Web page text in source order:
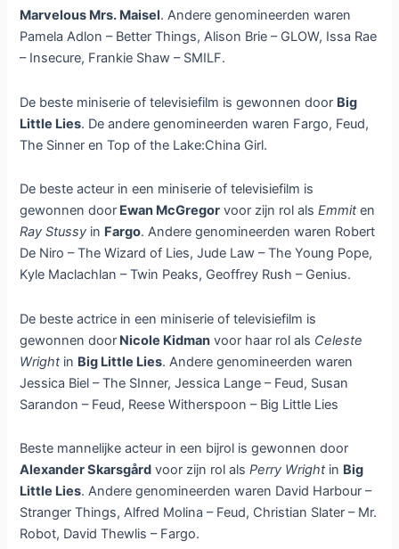
Marvelous Mrs. Maisel. Andere genomineerden waren
Pamela Adlon – Better Things, Alison Brie – GLOW, Issa Rae
– Insecure, Frankie Shaw – SMILF.
De beste miniserie of televisiefilm is gewonnen door Big
Little Lies. De andere genomineerden waren Fargo, Feud,
The Sinner en Top of the Lake:China Girl.
De beste acteur in een miniserie of televisiefilm is
gewonnen door Ewan McGregor voor zijn rol alsEmmiten
Ray Stussy in Fargo. Andere genomineerden waren Robert
De Niro – The Wizard of Lies, Jude Law – The Young Pope,
Kyle Maclachlan – Twin Peaks, Geoffrey Rush – Genius.
De beste actrice in een miniserie of televisiefilm is
gewonnen door Nicole Kidman voor haar rol als Celeste
Wrightin Big Little Lies. Andere genomineerden waren
Jessica Biel – The SInner, Jessica Lange – Feud, Susan
Sarandon – Feud, Reese Witherspoon – Big Little Lies
Beste mannelijke acteur in een bijrol is gewonnen door
Alexander Skarsgård voor zijn rol alsPerry Wrightin Big
Little Lies. Andere genomineerden waren David Harbour –
Stranger Things, Alfred Molina – Feud, Christian Slater – Mr.
Robot, David Thewlis – Fargo.